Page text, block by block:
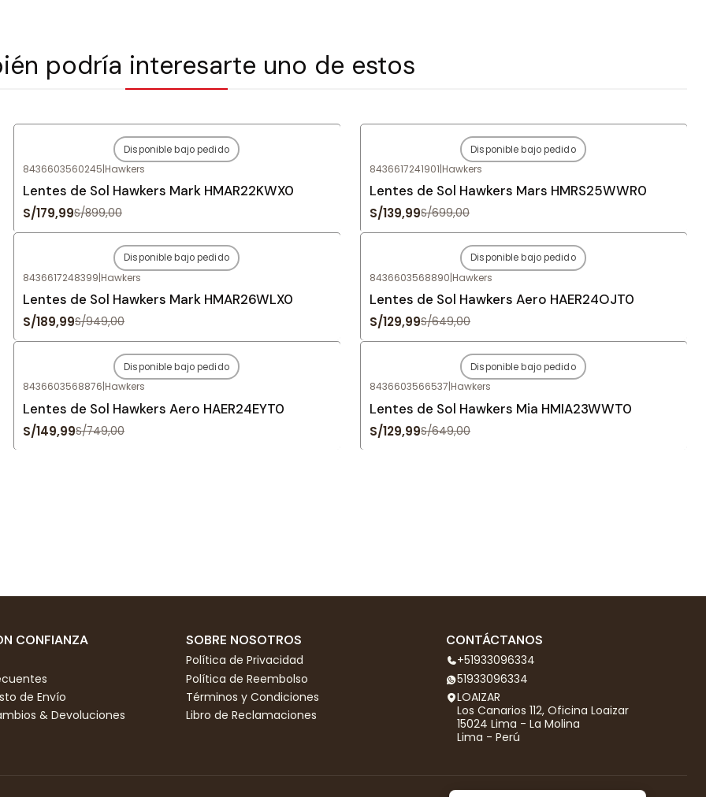
podría interesarte uno de estos
Agotado
Disponible bajo pedido
8436603560245|Hawkers
Lentes de Sol Hawkers Mark HMAR22KWX0
S/179,99S/899,00
Agotado
Disponible bajo pedido
8436617241901|Hawkers
Lentes de Sol Hawkers Mars HMRS25WWR0
S/139,99S/699,00
Agotado
Disponible bajo pedido
8436617248399|Hawkers
Lentes de Sol Hawkers Mark HMAR26WLX0
S/189,99S/949,00
Agotado
Disponible bajo pedido
8436603568890|Hawkers
Lentes de Sol Hawkers Aero HAER24OJT0
S/129,99S/649,00
Agotado
Disponible bajo pedido
8436603568876|Hawkers
Lentes de Sol Hawkers Aero HAER24EYT0
S/149,99S/749,00
Agotado
Disponible bajo pedido
8436603566537|Hawkers
Lentes de Sol Hawkers Mia HMIA23WWT0
S/129,99S/649,00
CONFIANZA
de Envío
& Devoluciones
SOBRE NOSOTROS
Política de Privacidad
Política de Reembolso
Términos y Condiciones
Libro de Reclamaciones
CONTÁCTANOS
+51933096334
51933096334
LOAIZAR
Los Canarios 112, Oficina Loaizar
15024 Lima - La Molina
Lima - Perú